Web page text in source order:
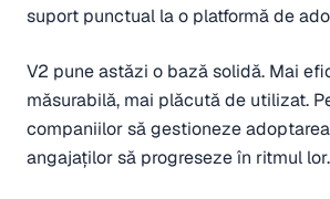
suport punctual la o platformă de
V2 pune astăzi o bază solidă. Mai
măsurabilă, mai plăcută de utilizat.
companiilor să gestioneze
angajaților să progreseze în ritmul lor.